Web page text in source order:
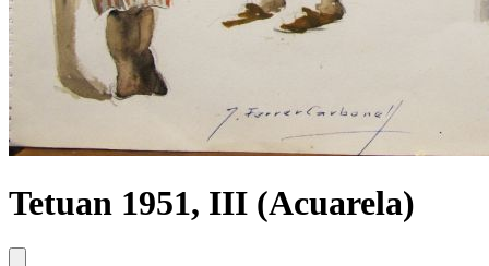
Tetuan 1951, III (Acuarela)